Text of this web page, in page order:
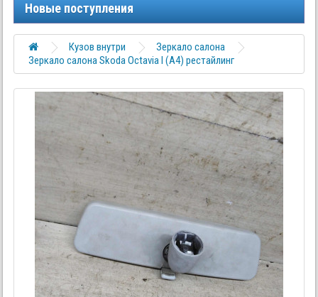
Новые поступления
Кузов внутри
Зеркало салона
Зеркало салона Skoda Octavia I (A4) рестайлинг